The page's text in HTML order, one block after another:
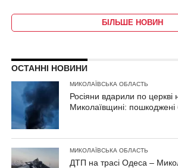
БІЛЬШЕ НОВИН
ОСТАННІ НОВИНИ
МИКОЛАЇВСЬКА ОБЛАСТЬ
Росіяни вдарили по церкві
Миколаївщині: пошкоджені
МИКОЛАЇВСЬКА ОБЛАСТЬ
ДТП на трасі Одеса –